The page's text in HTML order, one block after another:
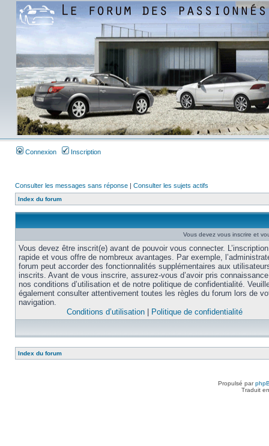
Connexion Inscription
Consulter les messages sans réponse | Consulter les sujets actifs
Index du forum
Vous devez vous inscrire et
Vous devez être inscrit(e) avant de pouvoir vous connecter.
rapide et vous offre de nombreux avantages. Par exemple,
forum peut accorder des fonctionnalités supplémentaires aux
inscrits. Avant de vous inscrire, assurez-vous d’avoir pris
nos conditions d’utilisation et de notre politique de confidentialité.
également consulter attentivement toutes les règles du forum lors de
navigation.
Conditions d’utilisation
Politique de confidentialité
Index du forum
Propulsé par
Traduit